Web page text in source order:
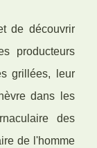
de découvrir
producteurs
grillées, leur
dans les
des
de l'homme